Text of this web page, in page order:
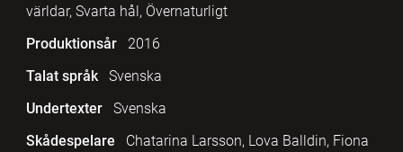
världar, Svarta hål, Övernaturligt
Produktionsår
2016
Talat språk
Svenska
Undertexter
Svenska
Skådespelare
Chatarina Larsson, Lova Balldin, Fiona